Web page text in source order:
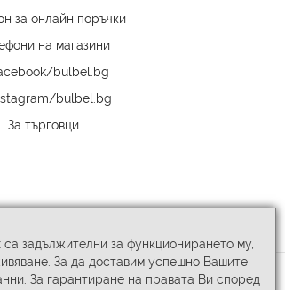
са задължителни за функционирането му,
За да доставим успешно Вашите
За гарантиране на правата Ви според
за онлайн поръчки
на магазини
bulbel.bg
bulbel.bg
За търговци